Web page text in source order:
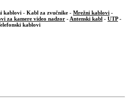
kablovi - Kabl za zvučnike - Mrežni kablovi -
za kamere video nadzor - Antenski kabl - UTP-
kablovi